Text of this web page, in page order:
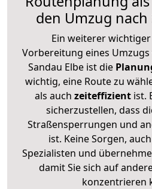
den Umzug nach
Ein weiterer
Vorbereitung eines
Sandau Elbe ist die
wichtig, eine Route zu
als auch zeiteffizientist.
sicherzustellen, dass
Straßensperrungen und
ist. Keine Sorgen,
Spezialisten und
damit Sie sich auf
konzentrieren